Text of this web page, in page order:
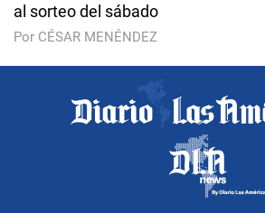
al sorteo del sábado
Por CÉSAR MENÉNDEZ